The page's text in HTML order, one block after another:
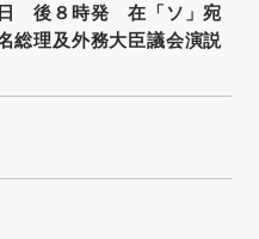
後８時発 在「ソ」宛
理及外務大臣議会演説